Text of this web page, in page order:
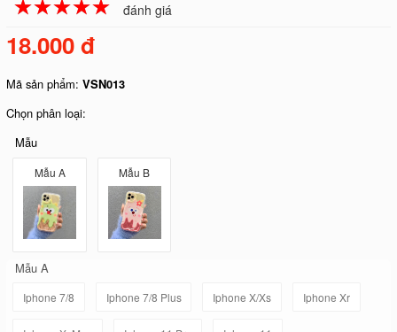
đánh giá
18.000 đ
Mã sản phẩm:VSN013
Chọn phân loại:
Mẫu
Mẫu A Mẫu B
Mẫu A
Iphone 7/8 Iphone 7/8 Plus Iphone X/Xs Iphone Xr